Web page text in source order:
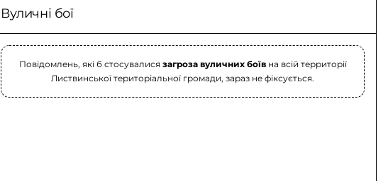
Вуличні бої
Повідомлень, які б стосувалися загроза вуличних боївна всій территорії
Листвинської територіальної громади, зараз не фіксується.